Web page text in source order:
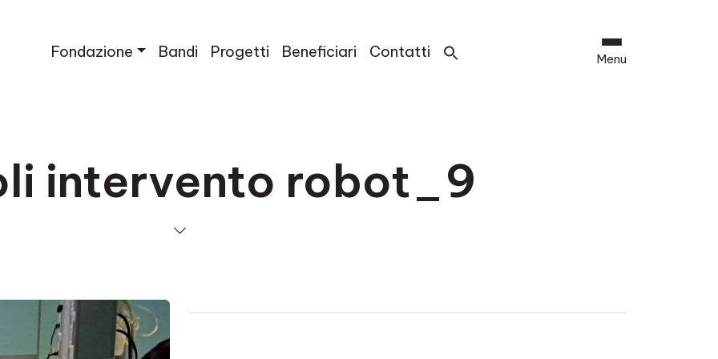
Fondazione Bandi Progetti Beneficiari Contatti Menu
intervento robot_9